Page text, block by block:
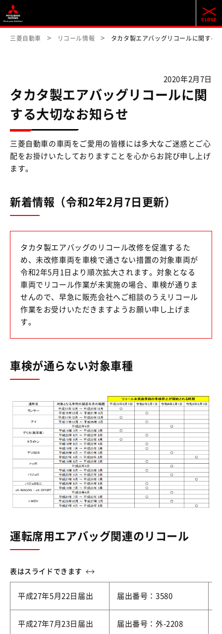
三菱自動車 リコール情報 タカタ製エアバッグリコールに関する
2020年2月7日
タカタ製エアバッグリコールに関
する大切なお知らせ
三菱自動車の車両をご愛用の皆様には多大なご迷惑とご心
配をお掛けいたしておりますことを心からお詫び申し上げ
ます。
新着情報（令和2年2月7日更新）
タカタ製エアバッグのリコール改修を促進するた
め、未改修車両を車検で通さない措置の対象車両が
令和2年5月1日より順次拡大されます。対象となる
車両でリコール作業が未実施の場合、車検が通りま
せんので、早急に販売会社へご相談のうえリコール
作業をお受けいただきますようお願い申し上げま
す。
車検が通らない対象車種
運転席用エアバッグ関連のリコール
平成27年5月22日届出 届出番号：3580
平成27年7月23日届出 届出番号：外-2208